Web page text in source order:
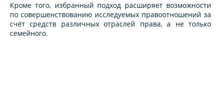
Кроме того, избранный подход расширяет возможности
по совершенствованию исследуемых правоотношений за
счёт средств различных отраслей права, а не только
семейного.